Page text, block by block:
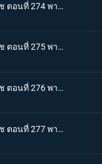
One piece วันพีช ตอนที่ 274 พากย์ไทย ตอบสิโรบิ้น! เสียงตะโกนของกลุ่มหมวกฟาง!
One piece วันพีช ตอนที่ 275 พากย์ไทย อดีตของโรบิ้น! สาวน้อยที่ถูกเรียกว่าปีศาจ!
One piece วันพีช ตอนที่ 276 พากย์ไทย แม่ลูกฟ้าลิขิต ชื่อของแม่คือ "โอลิเวีย"
One piece วันพีช ตอนที่ 277 พากย์ไทย โศกนาฏกรรมของโอฮาร่า! ความหวาดหวั่นของบัสเตอร์คอล!